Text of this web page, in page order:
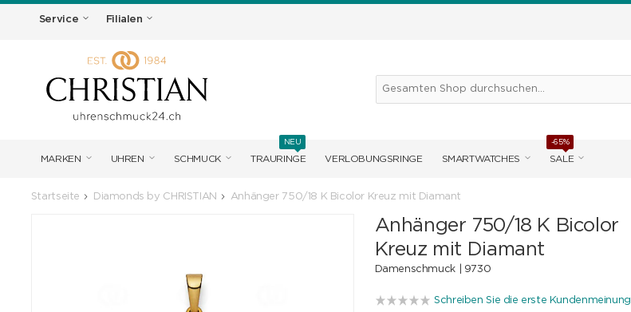
Service Filialen
MARKEN UHREN SCHMUCK TRAURINGE
NEU
VERLOBUNGSRINGE SMARTWATCHES SALE
-65%
Startseite Diamonds by CHRISTIAN Anhänger 750/18 K Bicolor Kreuz mit Diamant
Anhänger 750/18 K Bicolor
Kreuz mit Diamant
Damenschmuck | 9730
Schreiben Sie die erste Kundenmeinung